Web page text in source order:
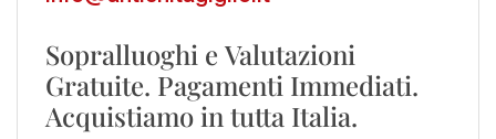
Sopralluoghi e Valutazioni
Gratuite. Pagamenti Immediati.
Acquistiamo in tutta Italia.